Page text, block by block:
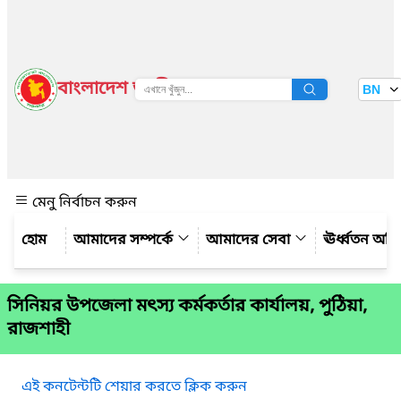
বাংলাদেশ জাতীয় তথ্য বাতায়ন BN
মেনু নির্বাচন করুন
আমাদের সম্পর্কে
আমাদের সেবা ঊর্ধ্বতন
সিনিয়র উপজেলা মৎস্য কর্মকর্তার কার্যালয়, পুঠিয়া,
রাজশাহী
এই কনটেন্টটি শেয়ার করতে ক্লিক করুন